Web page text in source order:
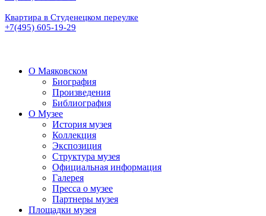
Квартира в Студенецком переулке
+7(495) 605-19-29
О Маяковском
Биография
Произведения
Библиография
О Музее
История музея
Коллекция
Экспозиция
Структура музея
Официальная информация
Галерея
Пресса о музее
Партнеры музея
Площадки музея